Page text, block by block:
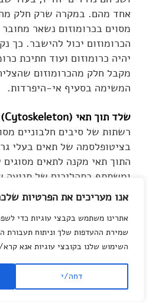
אנו מעריכים את הפרטיות
אתרינו משתמש בקבצי עוגיות כדי
שמירת ההעדפות שלך וניתוח תעבורת
השימוש שלנו בקובצי עוגיות אנא
דחה/י
אחד מהם. במקרה שרק חלק
מסוים בכרומוזום נשאר מחובר
הכרומוזום יכול להישבר. כך
יהיה כרומוזום ועוד חתיכת
מקבל חלק מהכרומוזום
המשימה בסעיף אי-היפרדות.
שלד תוך תאי (Cytoskeleton)
רשתות של סיבים חלבוניים
בציטופלסמה של תאים בעלי
התוך תאי מקנה לתאים מסוגים
ומשתתף בתהליכים של תנועה
תאים.
שלד הגרעין (Nuclear lamina)
שלד הגרעין קרוי גם למינה.
הגרעין המחוברים לקרום
מקנים יציבות לגרעין וכמו כן
בחלוקת הגרעין סיבים אלה
מחדש עם בניית קרומי